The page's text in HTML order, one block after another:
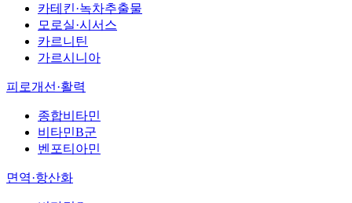
카테킨·녹차추출물
모로실·시서스
카르니틴
가르시니아
피로개선·활력
종합비타민
비타민B군
벤포티아민
면역·항산화